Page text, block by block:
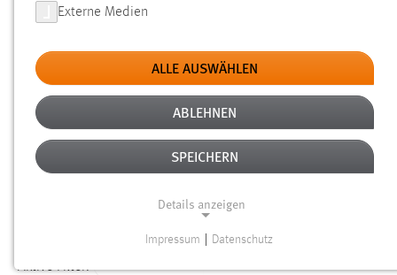
Typ
Erstellungsdatum
Alter
Aktive Filter:
Externe Medien
ALLE AUSWÄHLEN
ABLEHNEN
SPEICHERN
Details anzeigen
Impressum Datenschutz